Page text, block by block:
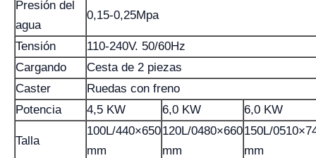
Presión del
agua
0,15-0,25Mpa
Tensión
110-240V. 50/60Hz
Cargando
Cesta de 2 piezas
Caster
Ruedas con freno
Potencia
4,5 KW 6,0 KW 6,0 KW
Talla
100L/440×650
mm
120L/0480×660
mm
150L/
mm